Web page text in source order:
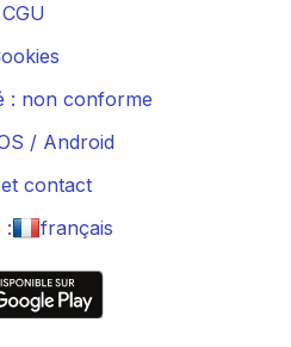
CGU
: non conforme
/ Android
et contact
:
français